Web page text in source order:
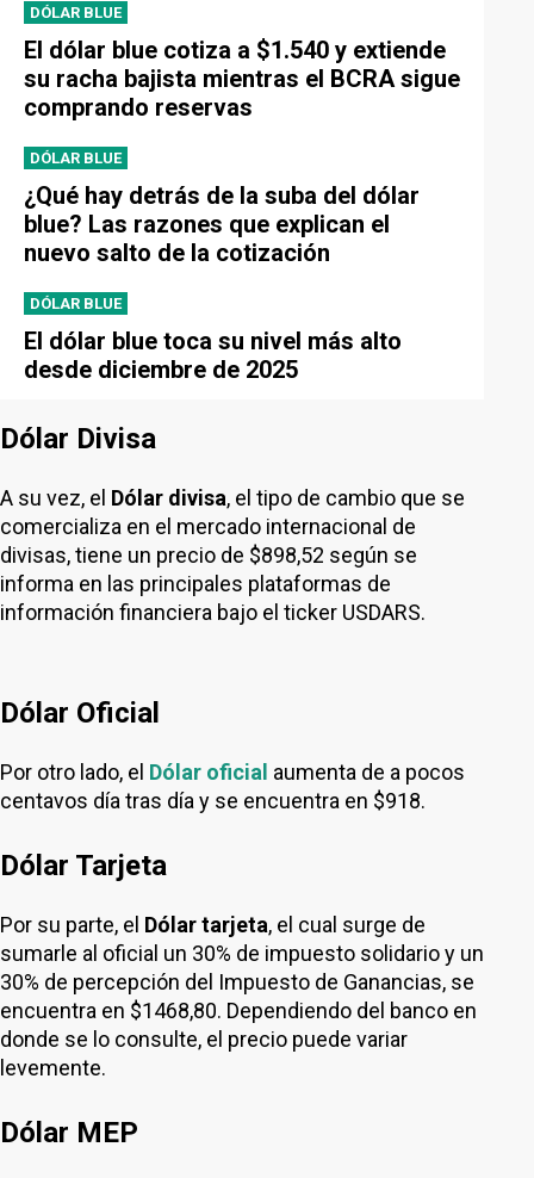
DÓLAR BLUE
El dólar blue cotiza a $1.540 y extiende
su racha bajista mientras el BCRA sigue
comprando reservas
DÓLAR BLUE
¿Qué hay detrás de la suba del dólar
blue? Las razones que explican el
nuevo salto de la cotización
DÓLAR BLUE
El dólar blue toca su nivel más alto
desde diciembre de 2025
Dólar Divisa
A su vez, el Dólar divisa, el tipo de cambio que se
comercializa en el mercado internacional de
divisas, tiene un precio de $898,52 según se
informa en las principales plataformas de
información financiera bajo el ticker USDARS.
Dólar Oficial
Por otro lado, el Dólar oficial aumenta de a pocos
centavos día tras día y se encuentra en $918.
Dólar Tarjeta
Por su parte, el Dólar tarjeta, el cual surge de
sumarle al oficial un 30% de impuesto solidario y un
30% de percepción del Impuesto de Ganancias, se
encuentra en $1468,80. Dependiendo del banco en
donde se lo consulte, el precio puede variar
levemente.
Dólar MEP